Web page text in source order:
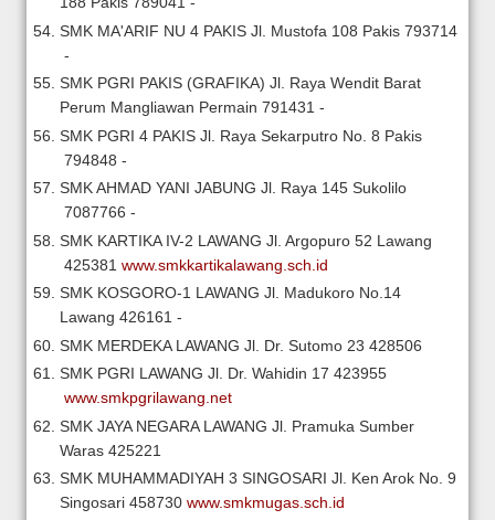
SMK MA'ARIF NU 4 PAKIS Jl. Mustofa 108 Pakis 793714
-
SMK PGRI PAKIS (GRAFIKA) Jl. Raya Wendit Barat
Perum Mangliawan Permain 791431 -
SMK PGRI 4 PAKIS Jl. Raya Sekarputro No. 8 Pakis
794848 -
SMK AHMAD YANI JABUNG Jl. Raya 145 Sukolilo
7087766 -
SMK KARTIKA IV-2 LAWANG Jl. Argopuro 52 Lawang
425381 www.smkkartikalawang.sch.id
SMK KOSGORO-1 LAWANG Jl. Madukoro No.14
Lawang 426161 -
SMK MERDEKA LAWANG Jl. Dr. Sutomo 23 428506
SMK PGRI LAWANG Jl. Dr. Wahidin 17 423955
www.smkpgrilawang.net
SMK JAYA NEGARA LAWANG Jl. Pramuka Sumber
Waras 425221
SMK MUHAMMADIYAH 3 SINGOSARI Jl. Ken Arok No. 9
Singosari 458730 www.smkmugas.sch.id